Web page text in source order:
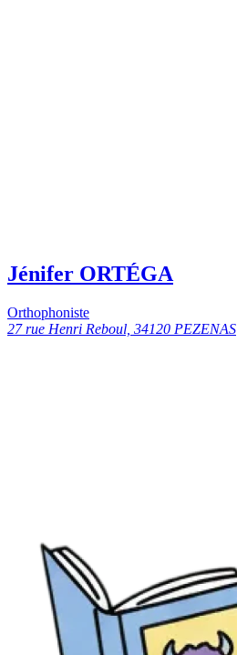
Jénifer ORTÉGA
Orthophoniste
27 rue Henri Reboul, 34120 PEZENAS